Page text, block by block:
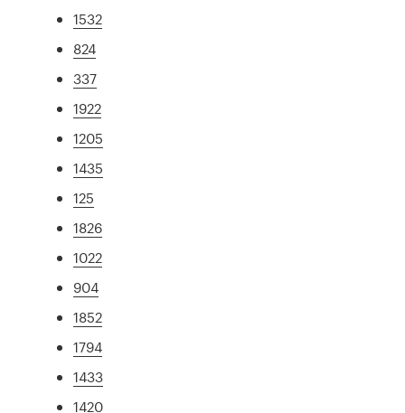
1532
824
337
1922
1205
1435
125
1826
1022
904
1852
1794
1433
1420